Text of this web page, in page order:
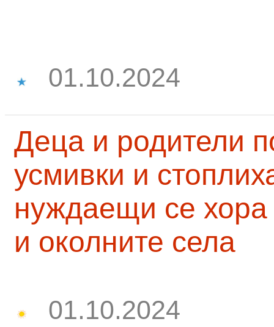
01.10.2024
Деца и родители
усмивки и
нуждаещи се
и околните села
01.10.2024